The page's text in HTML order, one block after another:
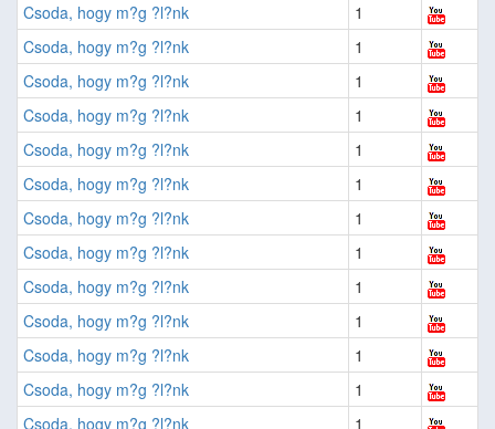
Csoda, hogy m?g ?l?nk
1
Csoda, hogy m?g ?l?nk
1
Csoda, hogy m?g ?l?nk
1
Csoda, hogy m?g ?l?nk
1
Csoda, hogy m?g ?l?nk
1
Csoda, hogy m?g ?l?nk
1
Csoda, hogy m?g ?l?nk
1
Csoda, hogy m?g ?l?nk
1
Csoda, hogy m?g ?l?nk
1
Csoda, hogy m?g ?l?nk
1
Csoda, hogy m?g ?l?nk
1
Csoda, hogy m?g ?l?nk
1
Csoda, hogy m?g ?l?nk
1